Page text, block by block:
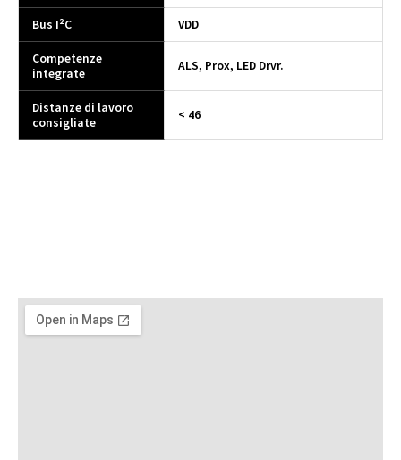
Bus I²C
VDD
Competenze
integrate
ALS, Prox, LED Drvr.
Distanze di lavoro
consigliate
< 46